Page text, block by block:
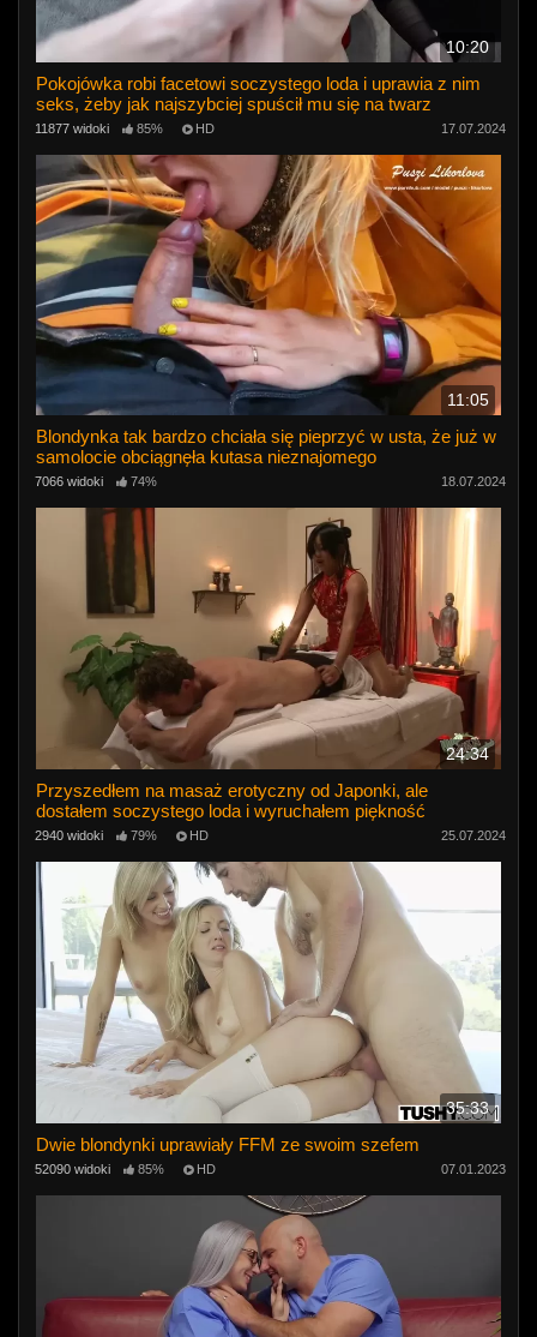
10:20
Pokojówka robi facetowi soczystego loda i uprawia z nim
seks, żeby jak najszybciej spuścił mu się na twarz
11877 widoki 85% HD 17.07.2024
11:05
Blondynka tak bardzo chciała się pieprzyć w usta, że ​​już w
samolocie obciągnęła kutasa nieznajomego
7066 widoki 74% 18.07.2024
24:34
Przyszedłem na masaż erotyczny od Japonki, ale
dostałem soczystego loda i wyruchałem piękność
2940 widoki 79% HD 25.07.2024
35:33
Dwie blondynki uprawiały FFM ze swoim szefem
52090 widoki 85% HD 07.01.2023